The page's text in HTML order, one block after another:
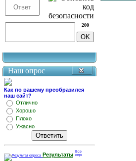
200
Наш опрос
Как по вашему преобразился
наш сайт?
Отлично
Хорошо
Плохо
Ужасно
Результаты